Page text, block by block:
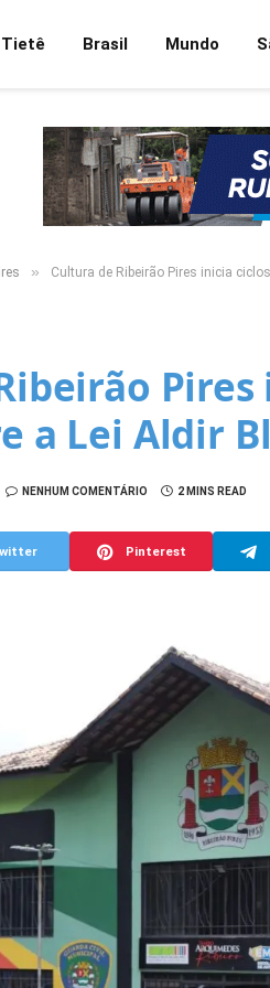
Brasil Mundo
» Cultura de Ribeirão Pires inicia
a Lei Aldir
NENHUM COMENTÁRIO 2 MINS READ
Pinterest